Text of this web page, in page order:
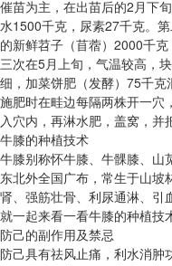
催苗为主，在出苗后的2月下
水1500千克，尿素27千克。
的新鲜苕子（苜蓿）2000千
三次在5月上旬，气温较高，
细，加菜饼肥（发酵）75千克
施肥时在畦边每隔两株开一穴
入穴内，再淋水肥，盖窝，并
牛膝的种植技术
牛膝别称怀牛膝、牛髁膝、山
东北外全国广布，常生于山
肾、强筋壮骨、利尿通淋、引
就一起来看一看牛膝的种植技
防己的副作用及禁忌
防己具有祛风止痛，利水消肿